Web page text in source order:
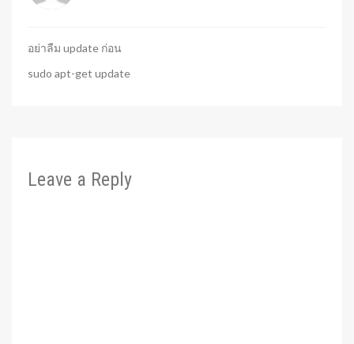
อย่าลืม update ก่อน
sudo apt-get update
Leave a Reply